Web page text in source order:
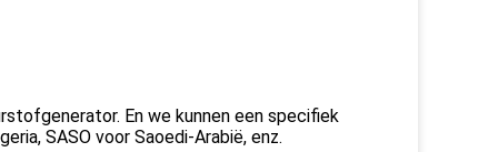
En we kunnen een specifiek
SASO voor Saoedi-Arabië, enz.